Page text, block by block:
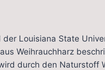
Louisiana State
Weihrauchharz
durch den Naturstoff